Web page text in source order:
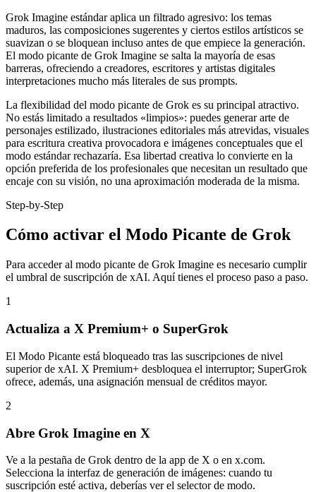
Grok Imagine estándar aplica un filtrado agresivo: los temas
maduros, las composiciones sugerentes y ciertos estilos artísticos se
suavizan o se bloquean incluso antes de que empiece la generación.
El modo picante de Grok Imagine se salta la mayoría de esas
barreras, ofreciendo a creadores, escritores y artistas digitales
interpretaciones mucho más literales de sus prompts.
La flexibilidad del modo picante de Grok es su principal atractivo.
No estás limitado a resultados «limpios»: puedes generar arte de
personajes estilizado, ilustraciones editoriales más atrevidas, visuales
para escritura creativa provocadora e imágenes conceptuales que el
modo estándar rechazaría. Esa libertad creativa lo convierte en la
opción preferida de los profesionales que necesitan un resultado que
encaje con su visión, no una aproximación moderada de la misma.
Step-by-Step
Cómo activar el Modo Picante de Grok
Para acceder al modo picante de Grok Imagine es necesario cumplir
el umbral de suscripción de xAI. Aquí tienes el proceso paso a paso.
1
Actualiza a X Premium+ o SuperGrok
El Modo Picante está bloqueado tras las suscripciones de nivel
superior de xAI. X Premium+ desbloquea el interruptor; SuperGrok
ofrece, además, una asignación mensual de créditos mayor.
2
Abre Grok Imagine en X
Ve a la pestaña de Grok dentro de la app de X o en x.com.
Selecciona la interfaz de generación de imágenes: cuando tu
suscripción esté activa, deberías ver el selector de modo.